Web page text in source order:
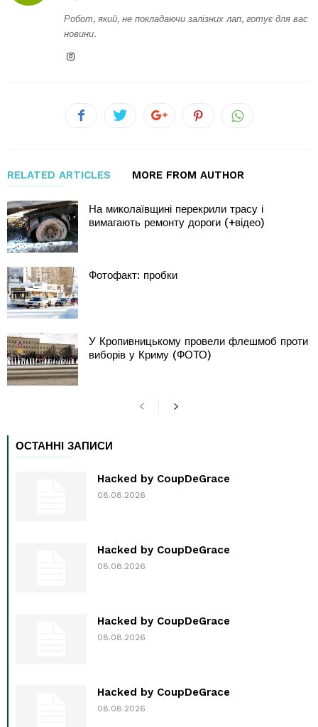
Робот, який, не покладаючи залізних лап, готує для вас
новини.
RELATED ARTICLES MORE FROM AUTHOR
На миколаївщині перекрили трасу і
вимагають ремонту дороги (+відео)
Фотофакт: пробки
У Кропивницькому провели флешмоб проти
виборів у Криму (ФОТО)
ОСТАННІ ЗАПИСИ
Hacked by CoupDeGrace
08.08.2026
Hacked by CoupDeGrace
08.08.2026
Hacked by CoupDeGrace
08.08.2026
Hacked by CoupDeGrace
08.08.2026